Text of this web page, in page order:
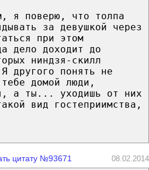
я поверю, что толпа
за девушкой через
при этом
дело доходит до
ниндзя-скилл
другого понять не
домой люди,
а ты... уходишь от них
вид гостеприимства,
цитату №93671 08.02.2014